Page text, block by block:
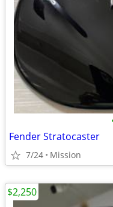
Fender Stratocaster
7/24 Mission
$2,250